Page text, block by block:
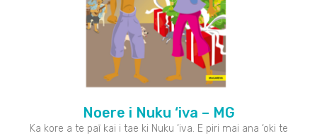
Noere i Nuku ‘iva – MG
Ka kore a te paī kai i tae ki Nuku ‘iva. E piri mai ana ‘oki te